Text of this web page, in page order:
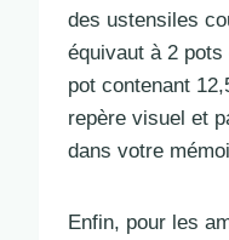
des ustensiles
équivaut à 2
pot contenant
repère visuel et
dans votre
Enfin, pour les